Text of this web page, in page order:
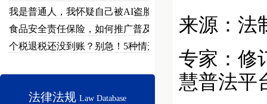
我是普通人，我怀疑自己被AI盗脸…
食品安全责任保险，如何推广普及？
个税退税还没到账？别急！5种情形…
法律法规 Law Database
来源：法
专家：修
慧普法平